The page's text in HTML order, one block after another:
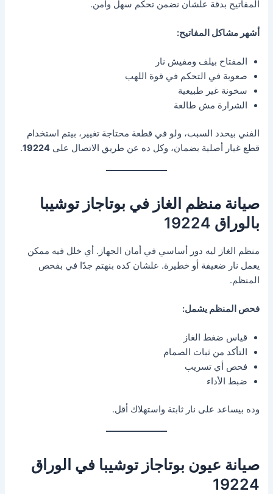
المفاتيح بدقة علشان نضمن تحكم سهل وآمن.
أشهر مشاكل المفاتيح:
المفتاح بيلف ومفيش نار
صعوبة في التحكم في قوة اللهب
سخونة غير طبيعية
الشرارة مش طالعة
الفني بيحدد السبب، ولو في قطعة محتاجة تغيير، بيتم استخدام
قطع غيار أصلية بضمان، وكل ده عن طريق الاتصال على19224
.
صيانة منظم الغاز في بوتاجاز توشيبا
بالوراق 19224
منظم الغاز ليه دور أساسي في أمان الجهاز. أي خلل فيه ممكن
يعمل نار ضعيفة أو خطيرة. علشان كده بنهتم جدًا في بفحص
المنظم.
فحص المنظم يشمل:
قياس ضغط الغاز
التأكد من ثبات الصمام
فحص أي تسريب
ضبط الأداء
وده بيساعد على نار ثابتة واستهلاك أقل.
صيانة عيون بوتاجاز توشيبا في الوراق
19224